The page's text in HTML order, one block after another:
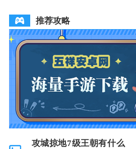
推荐攻略
攻城掠地7级王朝有什么